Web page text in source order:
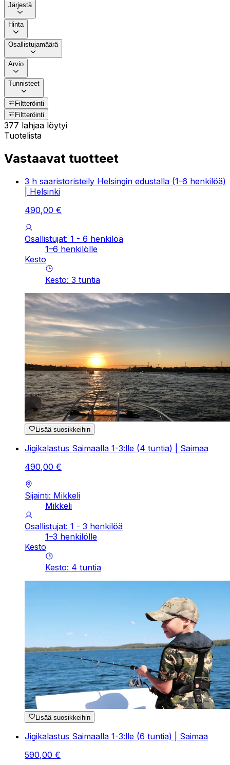
Järjestä
Hinta
Osallistujamäärä
Arvio
Tunnisteet
Filtteröinti
Filtteröinti
377 lahjaa löytyi
Tuotelista
Vastaavat tuotteet
3 h saaristoristeily Helsingin edustalla (1-6 henkilöä)
| Helsinki
490,00 €
Osallistujat: 1 - 6 henkilöä
1–6 henkilölle
Kesto
Kesto: 3 tuntia
Lisää suosikkeihin
Jigikalastus Saimaalla 1-3:lle (4 tuntia) | Saimaa
490,00 €
Sijainti: Mikkeli
Mikkeli
Osallistujat: 1 - 3 henkilöä
1–3 henkilölle
Kesto
Kesto: 4 tuntia
Lisää suosikkeihin
Jigikalastus Saimaalla 1-3:lle (6 tuntia) | Saimaa
590,00 €